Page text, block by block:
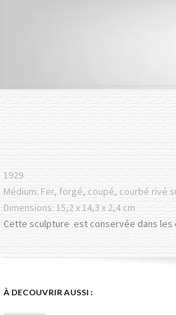
1929
Médium: Fer, forgé, coupé, courbé rivé
Dimensions: 15,2 x 14,3 x 2,4 cm
Cette sculpture est conservée dans les
À DECOUVRIR AUSSI :